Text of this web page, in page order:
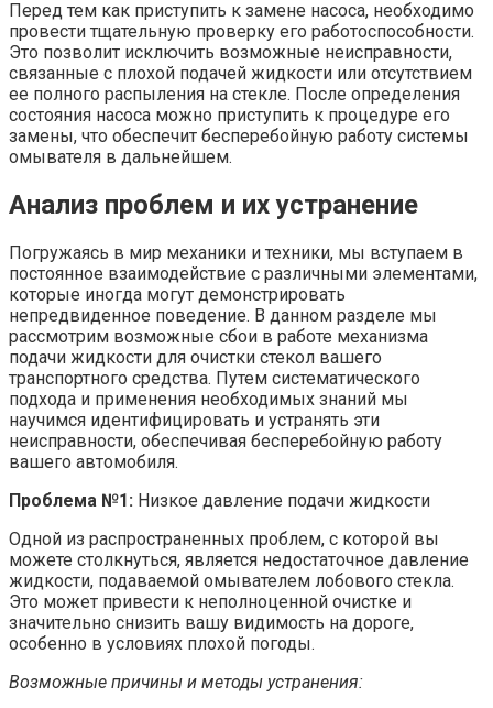
Перед тем как приступить к замене насоса, необходимо
провести тщательную проверку его работоспособности.
Это позволит исключить возможные неисправности,
связанные с плохой подачей жидкости или отсутствием
ее полного распыления на стекле. После определения
состояния насоса можно приступить к процедуре его
замены, что обеспечит бесперебойную работу системы
омывателя в дальнейшем.
Анализ проблем и их устранение
Погружаясь в мир механики и техники, мы вступаем в
постоянное взаимодействие с различными элементами,
которые иногда могут демонстрировать
непредвиденное поведение. В данном разделе мы
рассмотрим возможные сбои в работе механизма
подачи жидкости для очистки стекол вашего
транспортного средства. Путем систематического
подхода и применения необходимых знаний мы
научимся идентифицировать и устранять эти
неисправности, обеспечивая бесперебойную работу
вашего автомобиля.
Проблема №1: Низкое давление подачи жидкости
Одной из распространенных проблем, с которой вы
можете столкнуться, является недостаточное давление
жидкости, подаваемой омывателем лобового стекла.
Это может привести к неполноценной очистке и
значительно снизить вашу видимость на дороге,
особенно в условиях плохой погоды.
Возможные причины и методы устранения: